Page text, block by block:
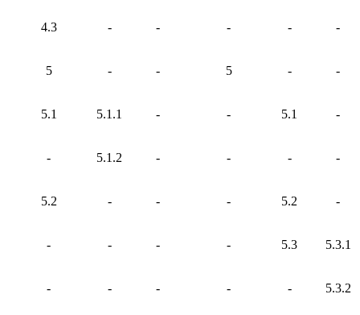
4.3 - - - - -
5 - - 5 - -
5.1 5.1.1 - - 5.1 -
- 5.1.2 - - - -
5.2 - - - 5.2 -
- - - - 5.3 5.3.1
- - - - - 5.3.2